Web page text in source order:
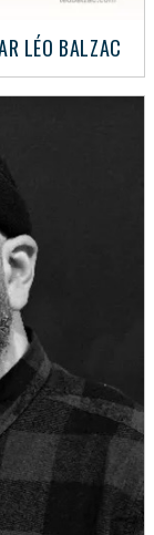
LÉO BALZAC